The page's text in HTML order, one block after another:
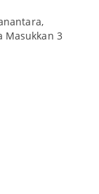
Masukkan 3